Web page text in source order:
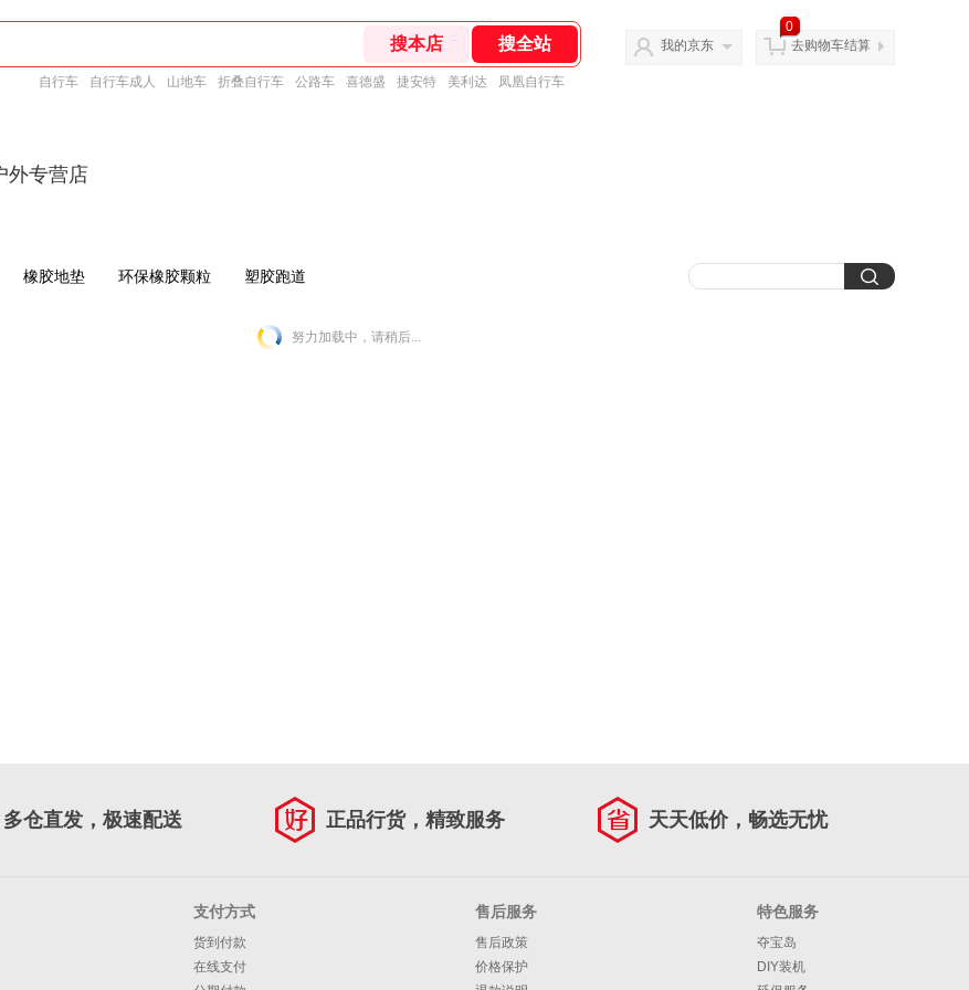
自行车 自行车成人 山地车 折叠自行车 公路车 喜德盛 捷安特 美利达 凤凰自行车
我的京东
0
去购物车结算
外专营店
橡胶地垫 环保橡胶颗粒 塑胶跑道
努力加载中，请稍后...
多仓直发，极速配送 正品行货，精致服务 天天低价，畅选无忧
支付方式
货到付款
在线支付
售后服务
售后政策
价格保护
特色服务
夺宝岛
DIY装机